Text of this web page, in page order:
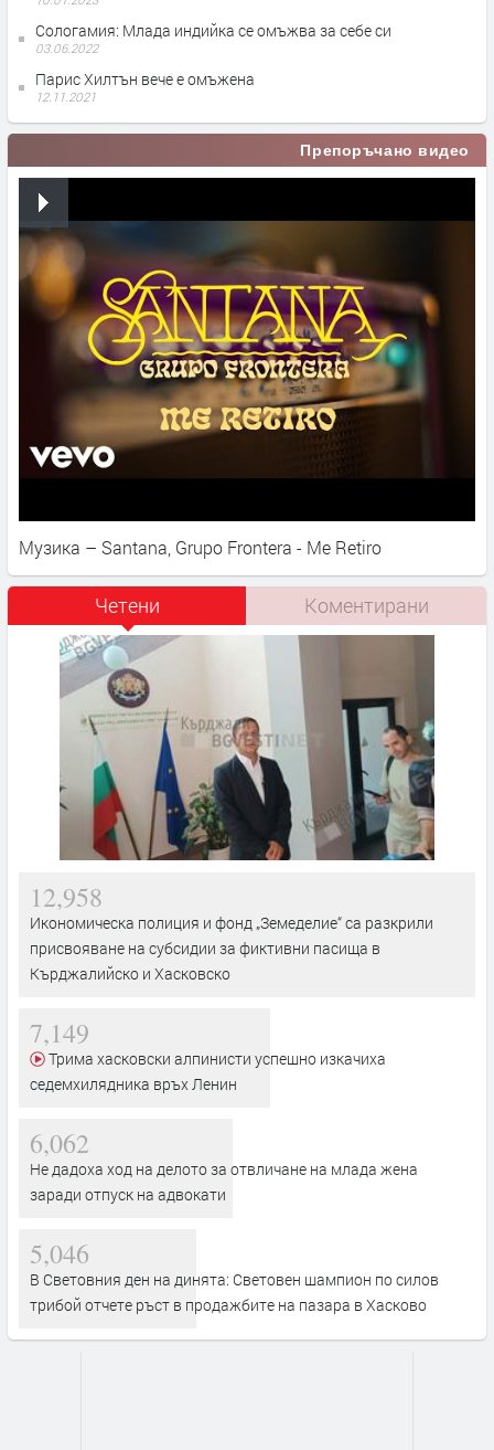
Сологамия: Млада индийка се омъжва за себе си
03.06.2022
Парис Хилтън вече е омъжена
12.11.2021
Препоръчано видео
Музика – Santana, Grupo Frontera - Me Retiro
Четени Коментирани
12,958
Икономическа полиция и фонд „Земеделие“ са разкрили
присвояване на субсидии за фиктивни пасища в
Кърджалийско и Хасковско
7,149
седемхилядника връх Ленин
6,062
Не дадоха ход на делото за отвличане на млада жена
заради отпуск на адвокати
5,046
В Световния ден на динята: Световен шампион по силов
трибой отчете ръст в продажбите на пазара в Хасково